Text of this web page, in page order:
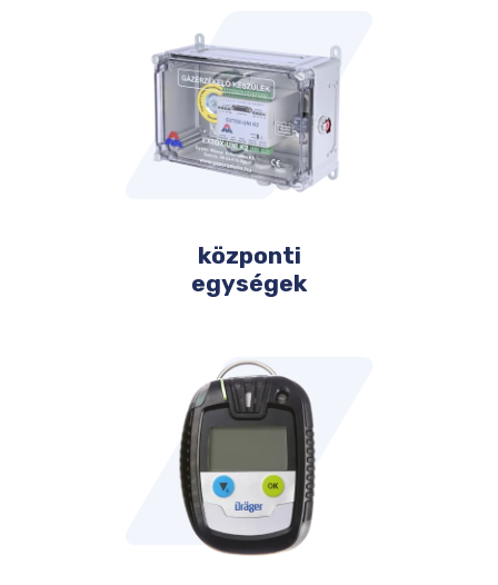
központi
egységek